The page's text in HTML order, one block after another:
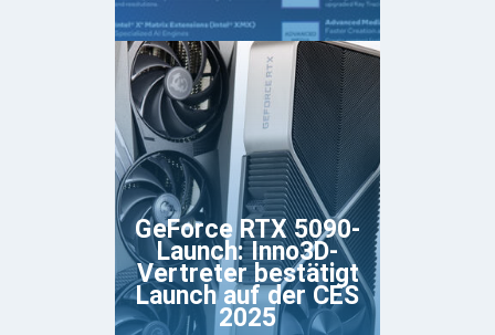
GeForce RTX 5090-
Launch: Inno3D-
Vertreter bestätigt
Launch auf der CES
2025